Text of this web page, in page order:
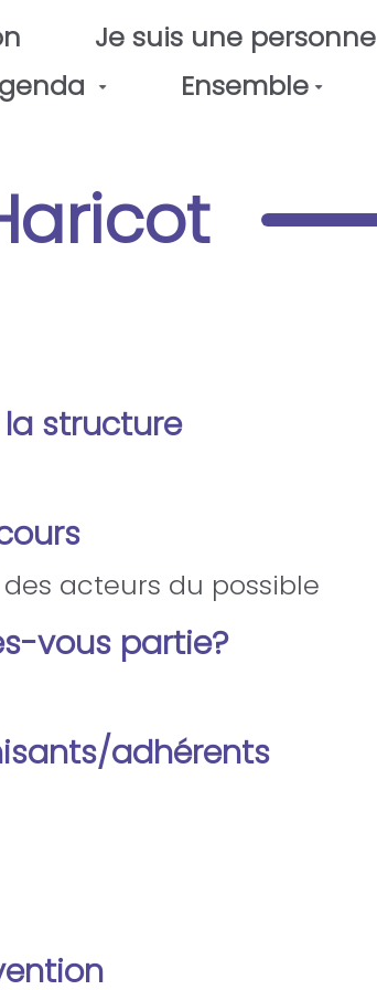
Je suis une personne
Ensemble
structure
acteurs du possible
vous partie?
adhérents